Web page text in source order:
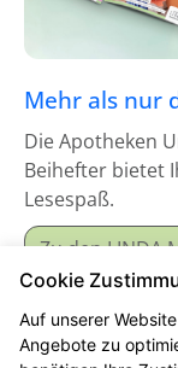
Mehr als nur
Die Apotheken
Beihefter bietet
Lesespaß.
Zu den LINDA
Cookie
Auf unserer
Angebote zu